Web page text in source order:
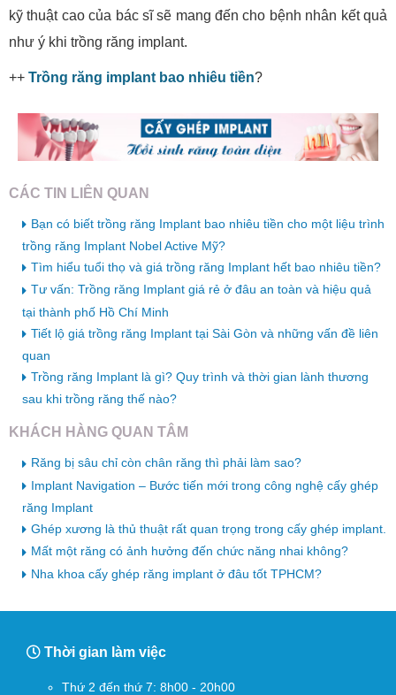
kỹ thuật cao của bác sĩ sẽ mang đến cho bệnh nhân kết quả
như ý khi trồng răng implant.
++ Trồng răng implant bao nhiêu tiền?
CÁC TIN LIÊN QUAN
Bạn có biết trồng răng Implant bao nhiêu tiền cho một liệu trình
trồng răng Implant Nobel Active Mỹ?
Tìm hiểu tuổi thọ và giá trồng răng Implant hết bao nhiêu tiền?
Tư vấn: Trồng răng Implant giá rẻ ở đâu an toàn và hiệu quả
tại thành phố Hồ Chí Minh
Tiết lộ giá trồng răng Implant tại Sài Gòn và những vấn đề liên
quan
Trồng răng Implant là gì? Quy trình và thời gian lành thương
sau khi trồng răng thế nào?
KHÁCH HÀNG QUAN TÂM
Răng bị sâu chỉ còn chân răng thì phải làm sao?
Implant Navigation – Bước tiến mới trong công nghệ cấy ghép
răng Implant
Ghép xương là thủ thuật rất quan trọng trong cấy ghép implant.
Mất một răng có ảnh hưởng đến chức năng nhai không?
Nha khoa cấy ghép răng implant ở đâu tốt TPHCM?
Thời gian làm việc
Thứ 2 đến thứ 7: 8h00 - 20h00